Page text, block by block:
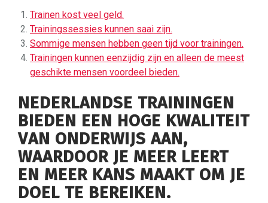
Trainen kost veel geld.
Trainingssessies kunnen saai zijn.
Sommige mensen hebben geen tijd voor trainingen.
Trainingen kunnen eenzijdig zijn en alleen de meest
geschikte mensen voordeel bieden.
NEDERLANDSE TRAININGEN
BIEDEN EEN HOGE KWALITEIT
VAN ONDERWIJS AAN,
WAARDOOR JE MEER LEERT
EN MEER KANS MAAKT OM JE
DOEL TE BEREIKEN.